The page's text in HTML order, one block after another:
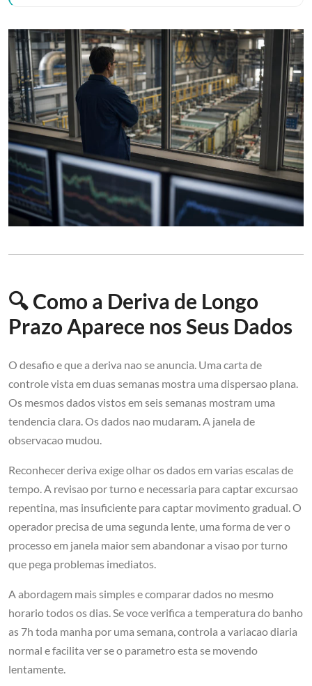
🔍 Como a Deriva de Longo
Prazo Aparece nos Seus Dados
O desafio e que a deriva nao se anuncia. Uma carta de
controle vista em duas semanas mostra uma dispersao plana.
Os mesmos dados vistos em seis semanas mostram uma
tendencia clara. Os dados nao mudaram. A janela de
observacao mudou.
Reconhecer deriva exige olhar os dados em varias escalas de
tempo. A revisao por turno e necessaria para captar excursao
repentina, mas insuficiente para captar movimento gradual. O
operador precisa de uma segunda lente, uma forma de ver o
processo em janela maior sem abandonar a visao por turno
que pega problemas imediatos.
A abordagem mais simples e comparar dados no mesmo
horario todos os dias. Se voce verifica a temperatura do banho
as 7h toda manha por uma semana, controla a variacao diaria
normal e facilita ver se o parametro esta se movendo
lentamente.